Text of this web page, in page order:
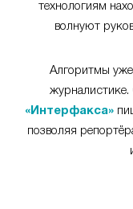
технологиям
волнуют
Алгоритмы уже
журналистике.
«Интерфакса»
позволяя